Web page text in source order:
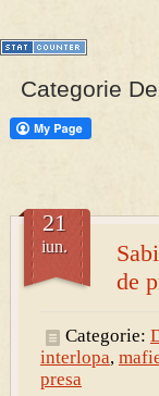
PRESA
Categorie
de
21
iun.
Categorie:
interlopa,
presa